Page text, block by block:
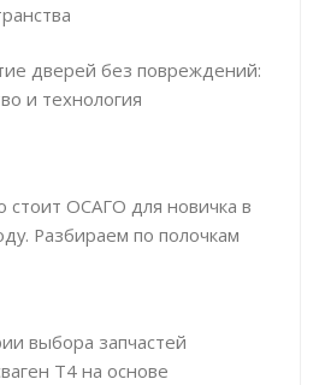
дверей без повреждений:
и технология
стоит ОСАГО для новичка в
Разбираем по полочкам
выбора запчастей
Т4 на основе